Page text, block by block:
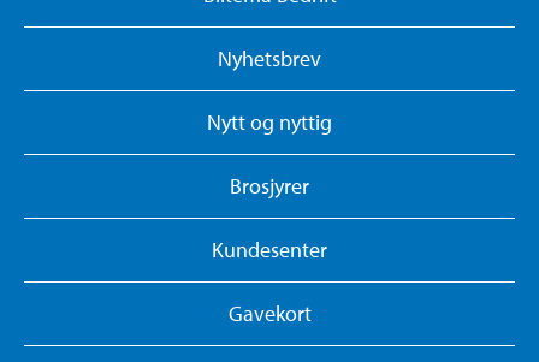
Nyhetsbrev
Nytt og nyttig
Brosjyrer
Kundesenter
Gavekort